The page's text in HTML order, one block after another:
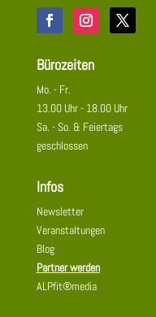
Bürozeiten
Mo. - Fr.
13.00 Uhr - 18.00 Uhr
Sa. - So. & Feiertags
geschlossen
Infos
Newsletter
Veranstaltungen
Blog
Partner werden
ALPfit®media